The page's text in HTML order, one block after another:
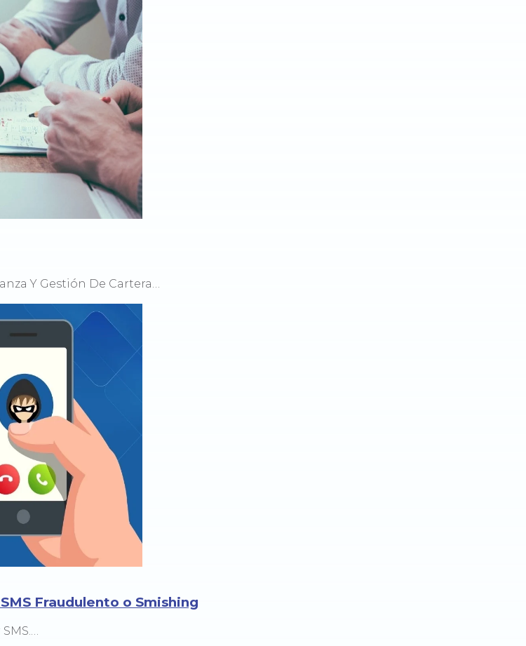
Y Gestión De Cartera…
Fraudulento o Smishing